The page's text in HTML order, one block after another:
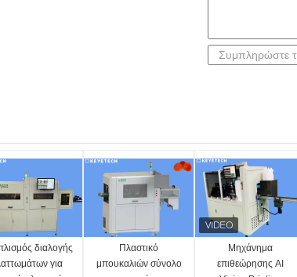
διαλογής
για
Πλαστικό
μπουκαλιών σύνολο
Μηχάνημα
επιθεώρησης AI